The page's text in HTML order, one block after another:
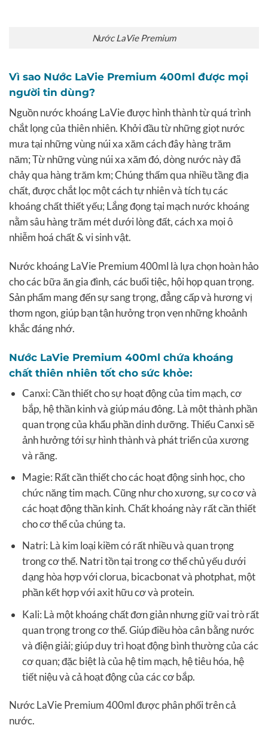
Nước LaVie Premium
Vì sao Nước LaVie Premium 400ml được mọi
người tin dùng?
Nguồn nước khoáng LaVie được hình thành từ quá trình
chắt lọng của thiên nhiên. Khởi đầu từ những giọt nước
mưa tại những vùng núi xa xăm cách đây hàng trăm
năm; Từ những vùng núi xa xăm đó, dòng nước này đã
chảy qua hàng trăm km; Chúng thấm qua nhiều tầng địa
chất, được chắt lọc một cách tự nhiên và tích tụ các
khoáng chất thiết yếu; Lắng đọng tại mạch nước khoáng
nằm sâu hàng trăm mét dưới lòng đất, cách xa mọi ô
nhiễm hoá chất & vi sinh vật.
Nước khoáng LaVie Premium 400ml là lựa chọn hoàn hảo
cho các bữa ăn gia đình, các buổi tiệc, hội họp quan trọng.
Sản phẩm mang đến sự sang trọng, đẳng cấp và hương vị
thơm ngon, giúp bạn tận hưởng trọn vẹn những khoảnh
khắc đáng nhớ.
Nước LaVie Premium 400ml chứa khoáng
chất thiên nhiên tốt cho sức khỏe:
Canxi: Cần thiết cho sự hoạt động của tim mạch, cơ
bắp, hệ thần kinh và giúp máu đông. Là một thành phần
quan trọng của khẩu phần dinh dưỡng. Thiếu Canxi sẽ
ảnh hưởng tới sự hình thành và phát triển của xương
và răng.
Magie: Rất cần thiết cho các hoạt động sinh học, cho
chức năng tim mạch. Cũng như cho xương, sự co cơ và
các hoạt động thần kinh. Chất khoáng này rất cần thiết
cho cơ thể của chúng ta.
Natri: Là kim loại kiềm có rất nhiều và quan trọng
trong cơ thể. Natri tồn tại trong cơ thể chủ yếu dưới
dạng hòa hợp với clorua, bicacbonat và photphat, một
phần kết hợp với axit hữu cơ và protein.
Kali: Là một khoáng chất đơn giản nhưng giữ vai trò rất
quan trọng trong cơ thể. Giúp điều hòa cân bằng nước
và điện giải; giúp duy trì hoạt động bình thường của các
cơ quan; đặc biệt là của hệ tim mạch, hệ tiêu hóa, hệ
tiết niệu và cả hoạt động của các cơ bắp.
Nước LaVie Premium 400ml được phân phối trên cả
nước.